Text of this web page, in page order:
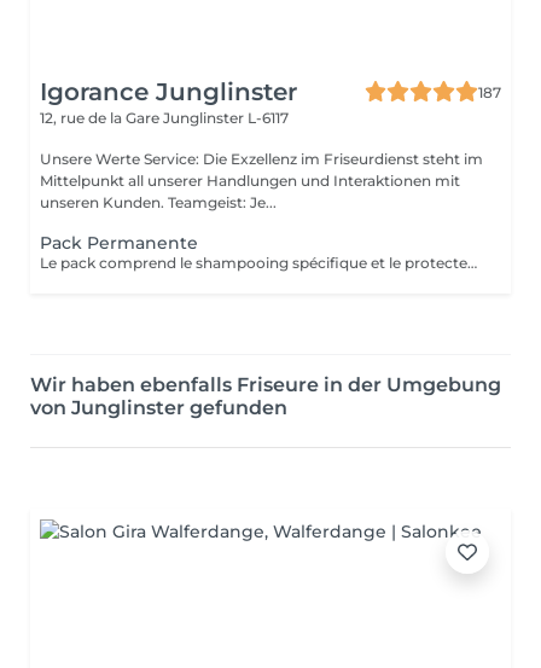
Igorance Junglinster
187
12, rue de la Gare Junglinster L-6117
Unsere Werte Service: Die Exzellenz im Friseurdienst steht im
Mittelpunkt all unserer Handlungen und Interaktionen mit
unseren Kunden. Teamgeist: Je...
Pack Permanente
Le pack comprend le shampooing spécifique et le protecteur REDKEN , la permanente avec les produits LOREAL PROFESSIONNEL , le conditionneur REDKEN , le séchage et les produits de styling REDKEN Option Coupe : la coupe IGORANCE (finition sur cheveux secs), le séchage et les produits de styling REDKEN. * Tarifs à titre indicatifs à confirmer après la consultation personnalisée établit auprès de votre coiffeur/stylist/spécialiste * La direction se réserve le droit d’apporter des modifications pour le bon fonctionnement du salon
Wir haben ebenfalls Friseure in der Umgebung
von Junglinster gefunden